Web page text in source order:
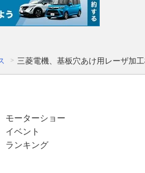
三菱電機、基板穴あけ用レーザ加
モーターショー
イベント
ランキング